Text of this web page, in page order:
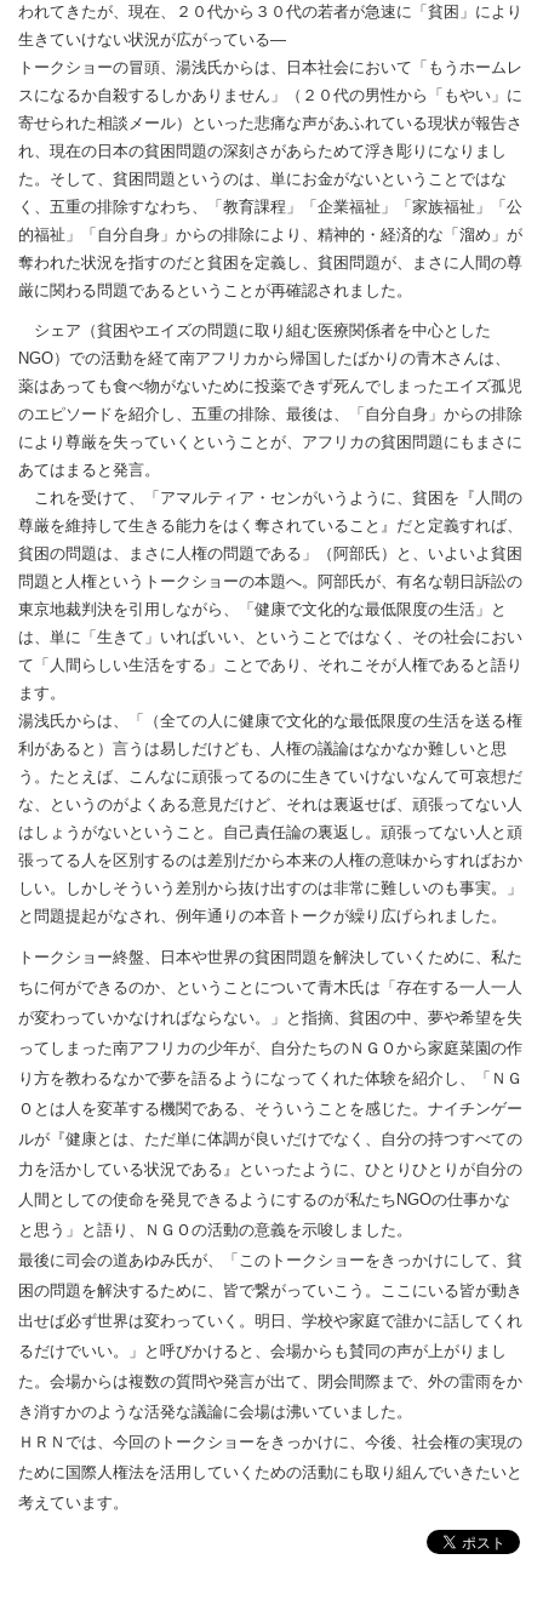
われてきたが、現在、２０代から３０代の若者が急速に「貧困」により
生きていけない状況が広がっている―
トークショーの冒頭、湯浅氏からは、日本社会において「もうホームレ
スになるか自殺するしかありません」（２０代の男性から「もやい」に
寄せられた相談メール）といった悲痛な声があふれている現状が報告さ
れ、現在の日本の貧困問題の深刻さがあらためて浮き彫りになりまし
た。そして、貧困問題というのは、単にお金がないということではな
く、五重の排除すなわち、「教育課程」「企業福祉」「家族福祉」「公
的福祉」「自分自身」からの排除により、精神的・経済的な「溜め」が
奪われた状況を指すのだと貧困を定義し、貧困問題が、まさに人間の尊
厳に関わる問題であるということが再確認されました。
シェア（貧困やエイズの問題に取り組む医療関係者を中心とした
NGO）での活動を経て南アフリカから帰国したばかりの青木さんは、
薬はあっても食べ物がないために投薬できず死んでしまったエイズ孤児
のエピソードを紹介し、五重の排除、最後は、「自分自身」からの排除
により尊厳を失っていくということが、アフリカの貧困問題にもまさに
あてはまると発言。
これを受けて、「アマルティア・センがいうように、貧困を『人間の
尊厳を維持して生きる能力をはく奪されていること』だと定義すれば、
貧困の問題は、まさに人権の問題である」（阿部氏）と、いよいよ貧困
問題と人権というトークショーの本題へ。阿部氏が、有名な朝日訴訟の
東京地裁判決を引用しながら、「健康で文化的な最低限度の生活」と
は、単に「生きて」いればいい、ということではなく、その社会におい
て「人間らしい生活をする」ことであり、それこそが人権であると語り
ます。
湯浅氏からは、「（全ての人に健康で文化的な最低限度の生活を送る権
利があると）言うは易しだけども、人権の議論はなかなか難しいと思
う。たとえば、こんなに頑張ってるのに生きていけないなんて可哀想だ
な、というのがよくある意見だけど、それは裏返せば、頑張ってない人
はしょうがないということ。自己責任論の裏返し。頑張ってない人と頑
張ってる人を区別するのは差別だから本来の人権の意味からすればおか
しい。しかしそういう差別から抜け出すのは非常に難しいのも事実。」
と問題提起がなされ、例年通りの本音トークが繰り広げられました。
トークショー終盤、日本や世界の貧困問題を解決していくために、私た
ちに何ができるのか、ということについて青木氏は「存在する一人一人
が変わっていかなければならない。」と指摘、貧困の中、夢や希望を失
ってしまった南アフリカの少年が、自分たちのＮＧＯから家庭菜園の作
り方を教わるなかで夢を語るようになってくれた体験を紹介し、「ＮＧ
Ｏとは人を変革する機関である、そういうことを感じた。ナイチンゲー
ルが『健康とは、ただ単に体調が良いだけでなく、自分の持つすべての
力を活かしている状況である』といったように、ひとりひとりが自分の
人間としての使命を発見できるようにするのが私たちNGOの仕事かな
と思う」と語り、ＮＧＯの活動の意義を示唆しました。
最後に司会の道あゆみ氏が、「このトークショーをきっかけにして、貧
困の問題を解決するために、皆で繋がっていこう。ここにいる皆が動き
出せば必ず世界は変わっていく。明日、学校や家庭で誰かに話してくれ
るだけでいい。」と呼びかけると、会場からも賛同の声が上がりまし
た。会場からは複数の質問や発言が出て、閉会間際まで、外の雷雨をか
き消すかのような活発な議論に会場は沸いていました。
ＨＲＮでは、今回のトークショーをきっかけに、今後、社会権の実現の
ために国際人権法を活用していくための活動にも取り組んでいきたいと
考えています。